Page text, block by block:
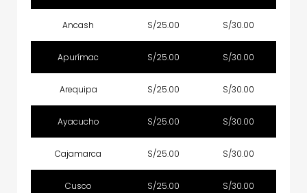
Ancash S/25.00 S/30.00
Apurímac S/25.00 S/30.00
Arequipa S/25.00 S/30.00
Ayacucho S/25.00 S/30.00
Cajamarca S/25.00 S/30.00
Cusco S/25.00 S/30.00